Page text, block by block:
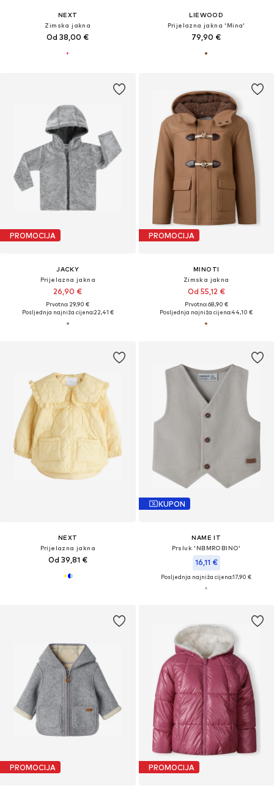
NEXT
Zimska jakna
Od 38,00 €
LIEWOOD
Prijelazna jakna 'Mina'
79,90 €
PROMOCIJA
JACKY
Prijelazna jakna
26,90 €
Prvotno: 29,90 €
Posljednja najniža cijena:22,41 €
PROMOCIJA
MINOTI
Zimska jakna
Od 55,12 €
Prvotno: 68,90 €
Posljednja najniža cijena:44,10 €
NEXT
Prijelazna jakna
Od 39,81 €
KUPON
NAME IT
Prsluk 'NBMROBINO'
16,11 €
Posljednja najniža cijena:17,90 €
PROMOCIJA PROMOCIJA